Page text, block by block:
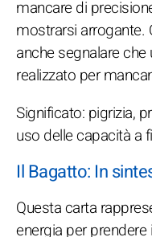
mancare di
mostrarsi arrogante.
anche segnalare
realizzato per
Significato: pigrizia,
uso delle capacità a
Il Bagatto: In
Questa carta
energia per